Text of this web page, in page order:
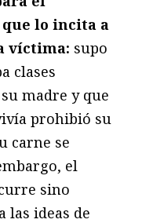
lo incita a
víctima: supo
clases
madre y que
prohibió su
carne se
el
sino
las ideas de